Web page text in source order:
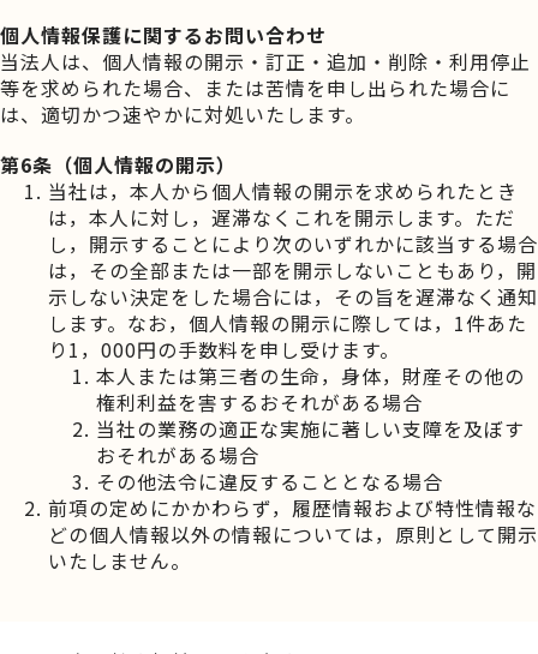
個人情報保護に関するお問い合わせ
当法人は、個人情報の開示・訂正・追加・削除・利用停止
等を求められた場合、または苦情を申し出られた場合に
は、適切かつ速やかに対処いたします。
第6条（個人情報の開示）
当社は，本人から個人情報の開示を求められたとき
は，本人に対し，遅滞なくこれを開示します。ただ
し，開示することにより次のいずれかに該当する場合
は，その全部または一部を開示しないこともあり，開
示しない決定をした場合には，その旨を遅滞なく通知
します。なお，個人情報の開示に際しては，1件あた
り1，000円の手数料を申し受けます。
本人または第三者の生命，身体，財産その他の
権利利益を害するおそれがある場合
当社の業務の適正な実施に著しい支障を及ぼす
おそれがある場合
その他法令に違反することとなる場合
前項の定めにかかわらず，履歴情報および特性情報な
どの個人情報以外の情報については，原則として開示
いたしません。